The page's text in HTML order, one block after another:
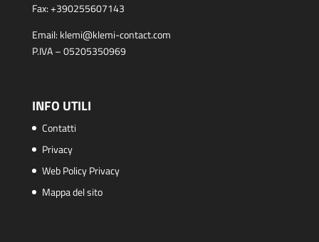
Fax:+390255607143
Email: klemi@klemi-contact.com
P.IVA – 05205350969
INFO UTILI
Contatti
Privacy
Web Policy Privacy
Mappa del sito